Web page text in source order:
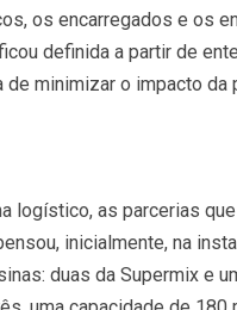
os encarregados e os
definida a partir de
minimizar o impacto
logístico, as parcerias
inicialmente, na
duas da Supermix e